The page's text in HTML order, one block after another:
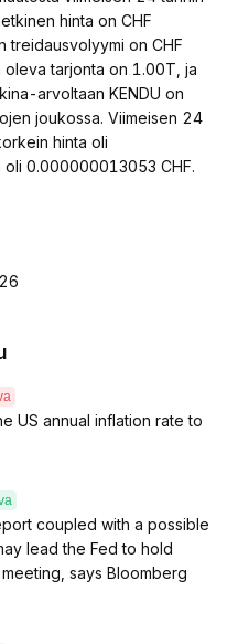
hinta on CHF
on CHF
tarjonta on 1.00T, ja
arvoltaan KENDU on
joukossa. Viimeisen 24
hinta oli
0.000000013053 CHF.
US annual inflation rate to
coupled with a possible
lead the Fed to hold
says Bloomberg